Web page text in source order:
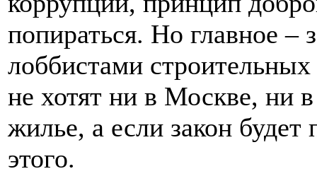
попираться. Но главное –
лоббистами
не хотят ни в Москве, ни
жилье, а если закон
этого.